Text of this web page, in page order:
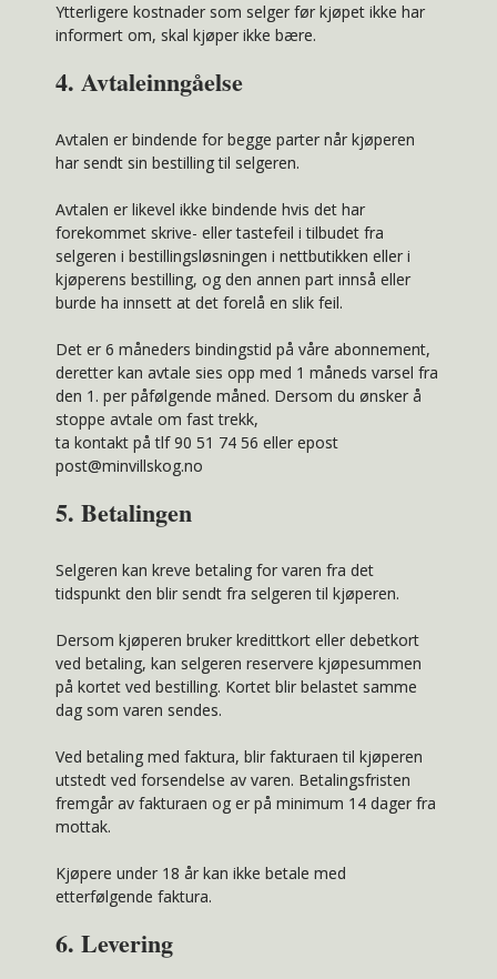
Ytterligere kostnader som selger før kjøpet ikke har
informert om, skal kjøper ikke bære.
4. Avtaleinngåelse
Avtalen er bindende for begge parter når kjøperen
har sendt sin bestilling til selgeren.
Avtalen er likevel ikke bindende hvis det har
forekommet skrive- eller tastefeil i tilbudet fra
selgeren i bestillingsløsningen i nettbutikken eller i
kjøperens bestilling, og den annen part innså eller
burde ha innsett at det forelå en slik feil.
Det er 6 måneders bindingstid på våre abonnement,
deretter kan avtale sies opp med 1 måneds varsel fra
den 1. per påfølgende måned. Dersom du ønsker å
stoppe avtale om fast trekk,
ta kontakt på tlf 90 51 74 56 eller epost
post@minvillskog.no
5. Betalingen
Selgeren kan kreve betaling for varen fra det
tidspunkt den blir sendt fra selgeren til kjøperen.
Dersom kjøperen bruker kredittkort eller debetkort
ved betaling, kan selgeren reservere kjøpesummen
på kortet ved bestilling. Kortet blir belastet samme
dag som varen sendes.
Ved betaling med faktura, blir fakturaen til kjøperen
utstedt ved forsendelse av varen. Betalingsfristen
fremgår av fakturaen og er på minimum 14 dager fra
mottak.
Kjøpere under 18 år kan ikke betale med
etterfølgende faktura.
6. Levering